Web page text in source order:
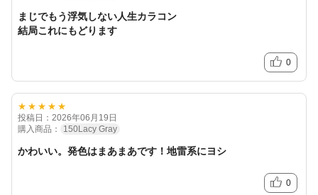
まじでもう浮気しない人生カラコン
結局これにもどります
0
★★★★★
投稿日：2026年06月19日
購入商品：
150Lacy Gray
かわいい。発色はまあまあです！地雷系にヨシ
0